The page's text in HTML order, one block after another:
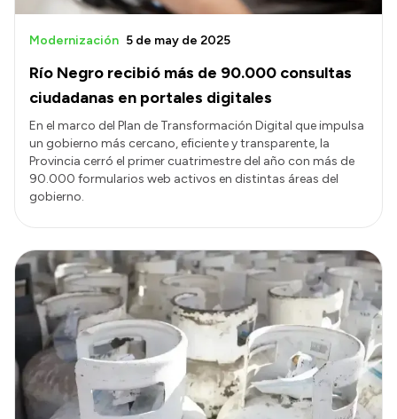
Río Negro recibió más de 90.000 consultas
ciudadanas en portales digitales
Modernización 5 de may de 2025
En el marco del Plan de Transformación Digital que impulsa
un gobierno más cercano, eficiente y transparente, la
Provincia cerró el primer cuatrimestre del año con más de
90.000 formularios web activos en distintas áreas del
gobierno.